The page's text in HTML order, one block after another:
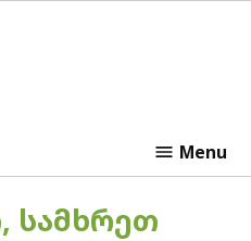
Menu
, ᲡᲐᲛᲮᲠᲔᲗ